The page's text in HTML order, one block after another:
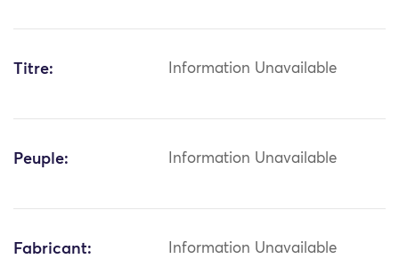
Titre: Information Unavailable
Peuple: Information Unavailable
Fabricant: Information Unavailable